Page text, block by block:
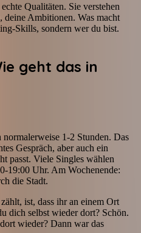
Qualitäten. Sie verstehen
deine Ambitionen. Was macht
Skills, sondern wer du bist.
geht das in
1-2 Stunden. Das
Gespräch, aber auch ein
passt. Viele Singles wählen
19:00 Uhr. Am Wochenende:
die Stadt.
ist, dass ihr an einem Ort
dich selbst wieder dort? Schön.
wieder? Dann war das